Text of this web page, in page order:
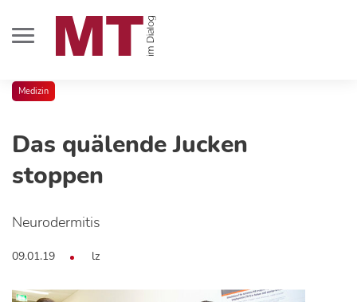
Medizin
Das quälende Jucken
stoppen
Neurodermitis
09.01.19 lz